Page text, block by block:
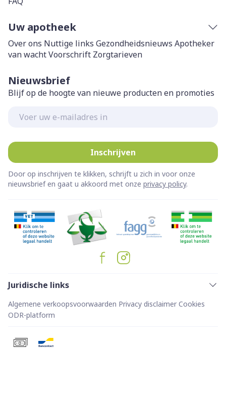
Uw apotheek
Over ons Nuttige links Gezondheidsnieuws Apotheker
van wachtVoorschrift Zorgtarieven
Nieuwsbrief
Blijf op de hoogte van nieuwe producten en promoties
Inschrijven
Door op inschrijven te klikken, schrijft u zich in voor onze
nieuwsbrief en gaat u akkoord met onze privacy policy.
Juridische links
Algemene verkoopsvoorwaarden Privacy disclaimer Cookies
ODR-platform